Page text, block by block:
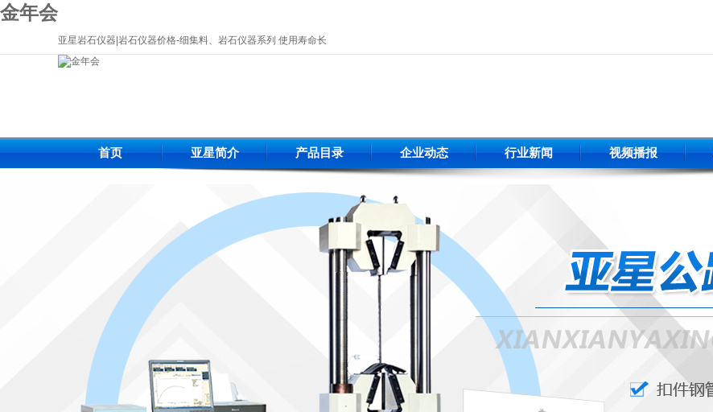
金年会
亚星岩石仪器|岩石仪器价格-细集料、岩石仪器系列 使用寿命长
首页 亚星简介 产品目录 企业动态 行业新闻 视频播报
亚星公路建筑仪器欢迎您